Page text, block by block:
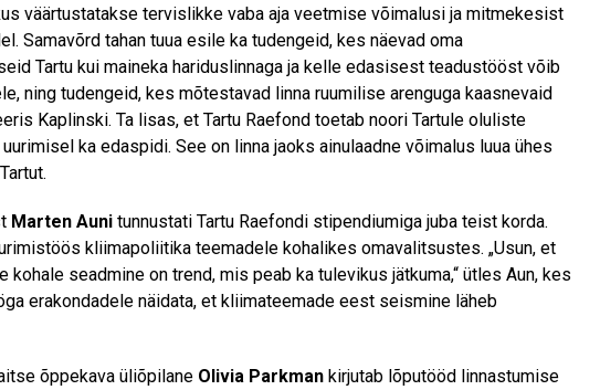
väärtustatakse tervislikke vaba aja veetmise võimalusi ja mitmekesist
Samavõrd tahan tuua esile ka tudengeid, kes näevad oma
Tartu kui maineka hariduslinnaga ja kelle edasisest teadustööst võib
ning tudengeid, kes mõtestavad linna ruumilise arenguga kaasnevaid
Kaplinski. Ta lisas, et Tartu Raefond toetab noori Tartule oluliste
ka edaspidi. See on linna jaoks ainulaadne võimalus luua ühes
Marten Auni tunnustati Tartu Raefondi stipendiumiga juba teist korda.
kliimapoliitika teemadele kohalikes omavalitsustes. „Usun, et
kohale seadmine on trend, mis peab ka tulevikus jätkuma,“ ütles Aun, kes
erakondadele näidata, et kliimateemade eest seismine läheb
õppekava üliõpilane Olivia Parkman kirjutab lõputööd linnastumise